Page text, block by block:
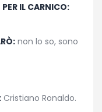
IL CARNICO:
non lo so, sono
Cristiano Ronaldo.